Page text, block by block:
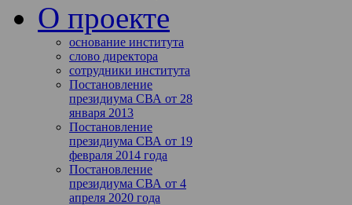
О проекте
основание института
слово директора
сотрудники института
Постановление
президиума СВА от 28
января 2013
Постановление
президиума СВА от 19
февраля 2014 года
Постановление
президиума СВА от 4
апреля 2020 года